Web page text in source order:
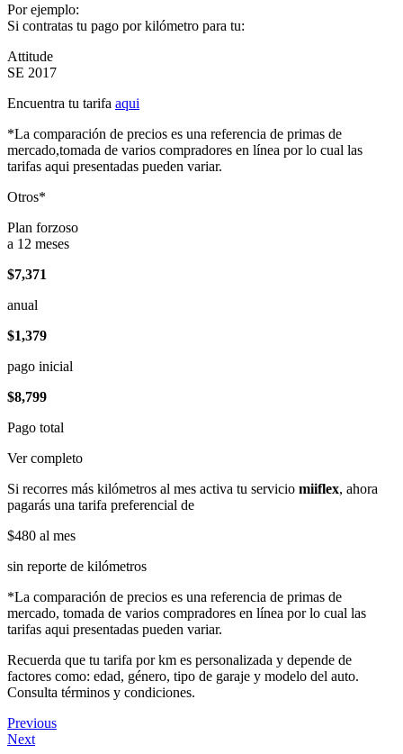
Por ejemplo:
Si contratas tu pago por kilómetro para tu:
Attitude
SE 2017
Encuentra tu tarifa aqui
*La comparación de precios es una referencia de primas de
mercado,tomada de varios compradores en línea por lo cual las
tarifas aqui presentadas pueden variar.
Otros*
Plan forzoso
a 12 meses
$7,371
anual
$1,379
pago inicial
$8,799
Pago total
Ver completo
Si recorres más kilómetros al mes activa tu servicio miiflex, ahora
pagarás una tarifa preferencial de
$480 al mes
sin reporte de kilómetros
*La comparación de precios es una referencia de primas de
mercado, tomada de varios compradores en línea por lo cual las
tarifas aqui presentadas pueden variar.
Recuerda que tu tarifa por km es personalizada y depende de
factores como: edad, género, tipo de garaje y modelo del auto.
Consulta términos y condiciones.
Previous
Next